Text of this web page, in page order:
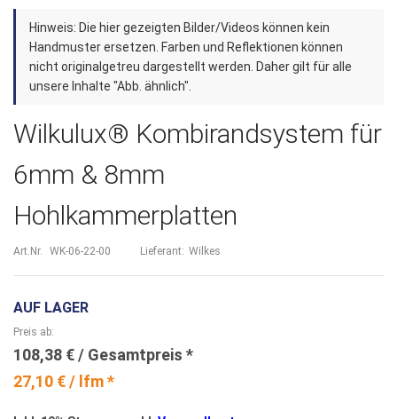
Zum
Anfang
der
Bildergalerie
Hinweis: Die hier gezeigten Bilder/Videos können kein
Handmuster ersetzen. Farben und Reflektionen können
nicht originalgetreu dargestellt werden. Daher gilt für alle
unsere Inhalte "Abb. ähnlich".
Wilkulux® Kombirandsystem für
6mm & 8mm
Hohlkammerplatten
Art.Nr. WK-06-22-00 Lieferant: Wilkes
AUF LAGER
27,10 € / lfm *
Preis ab
108,38 €